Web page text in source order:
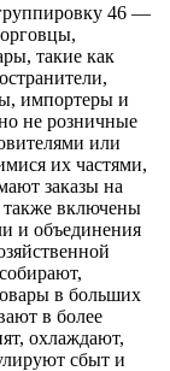
46 —
такие как
импортеры и
не розничные
или
их частями,
заказы на
также включены
и объединения
в больших
в более
охлаждают,
сбыт и